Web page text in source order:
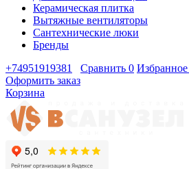
Керамическая плитка
Вытяжные вентиляторы
Сантехнические люки
Бренды
+74951919381
Сравнить 0 Избранное
Оформить заказ
Корзина